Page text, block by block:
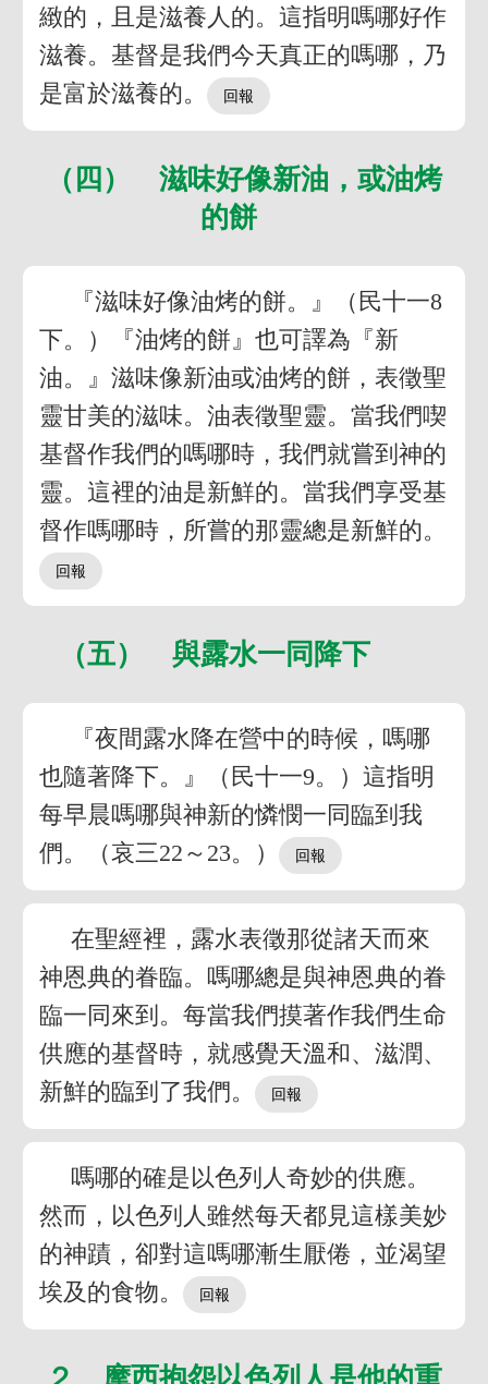
緻的，且是滋養人的。這指明嗎哪好作
滋養。基督是我們今天真正的嗎哪，乃
是富於滋養的。
（四） 滋味好像新油，或油烤
的餅
『滋味好像油烤的餅。』（民十一8
下。）『油烤的餅』也可譯為『新
油。』滋味像新油或油烤的餅，表徵聖
靈甘美的滋味。油表徵聖靈。當我們喫
基督作我們的嗎哪時，我們就嘗到神的
靈。這裡的油是新鮮的。當我們享受基
督作嗎哪時，所嘗的那靈總是新鮮的。
（五） 與露水一同降下
『夜間露水降在營中的時候，嗎哪
也隨著降下。』（民十一9。）這指明
每早晨嗎哪與神新的憐憫一同臨到我
們。（哀三22～23。）
在聖經裡，露水表徵那從諸天而來
神恩典的眷臨。嗎哪總是與神恩典的眷
臨一同來到。每當我們摸著作我們生命
供應的基督時，就感覺天溫和、滋潤、
新鮮的臨到了我們。
嗎哪的確是以色列人奇妙的供應。
然而，以色列人雖然每天都見這樣美妙
的神蹟，卻對這嗎哪漸生厭倦，並渴望
埃及的食物。
２ 摩西抱怨以色列人是他的重